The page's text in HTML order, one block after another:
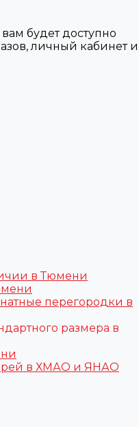
будет доступно
личный кабинет и
в Тюмени
перегородки в
размера в
в ХМАО и ЯНАО